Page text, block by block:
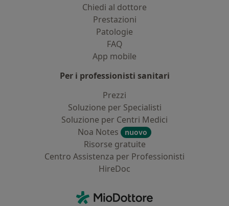
Chiedi al dottore
Prestazioni
Patologie
FAQ
App mobile
Per i professionisti sanitari
Prezzi
Soluzione per Specialisti
Soluzione per Centri Medici
Noa Notes
nuovo
Risorse gratuite
Centro Assistenza per Professionisti
HireDoc
MioDottore - Homepage